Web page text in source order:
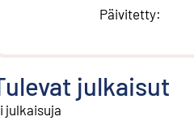
Päivitetty:
julkaisut
julkaisuja